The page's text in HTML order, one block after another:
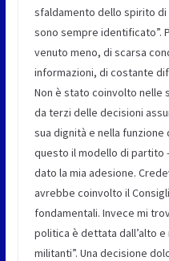
sfaldamento dello spirito di
sono sempre identificato”.
venuto meno, di scarsa
informazioni, di costante
Non è stato coinvolto nelle
da terzi delle decisioni
sua dignità e nella funzione
questo il modello di partito
dato la mia adesione.
avrebbe coinvolto il
fondamentali. Invece mi
politica è dettata dall’alto
militanti”. Una decisione